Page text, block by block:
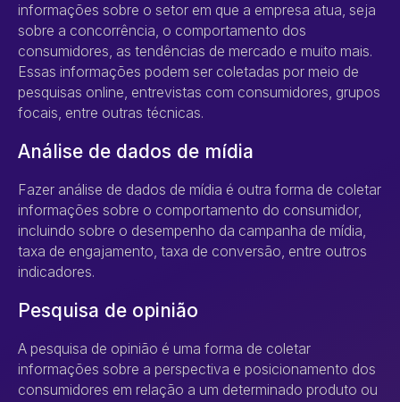
informações sobre o setor em que a empresa atua, seja
sobre a concorrência, o comportamento dos
consumidores, as tendências de mercado e muito mais.
Essas informações podem ser coletadas por meio de
pesquisas online, entrevistas com consumidores, grupos
focais, entre outras técnicas.
Análise de dados de mídia
Fazer análise de dados de mídia é outra forma de coletar
informações sobre o comportamento do consumidor,
incluindo sobre o desempenho da campanha de mídia,
taxa de engajamento, taxa de conversão, entre outros
indicadores.
Pesquisa de opinião
A pesquisa de opinião é uma forma de coletar
informações sobre a perspectiva e posicionamento dos
consumidores em relação a um determinado produto ou